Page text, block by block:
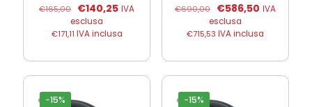
€165,00
Il
prezzo
originale
€140,25Il
attuale
€140,25.
IVA
esclusa
€171,11 IVA inclusa
€690,00
Il
prezzo
originale
€586,50Il
attuale
€586,50.
IVA
esclusa
€715,53 IVA inclusa
-15% -15%